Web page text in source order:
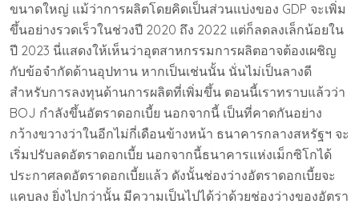
ขนาดใหญ่ แม้ว่าการผลิตโดยคิดเป็นส่วนแบ่งของ GDP จะเพิ่ม
ขึ้นอย่างรวดเร็วในช่วงปี 2020 ถึง 2022 แต่ก็ลดลงเล็กน้อยใน
ปี 2023 นี่แสดงให้เห็นว่าอุตสาหกรรมการผลิตอาจต้องเผชิญ
กับข้อจำกัดด้านอุปทาน หากเป็นเช่นนั้น นั่นไม่เป็นลางดี
สำหรับการลงทุนด้านการผลิตที่เพิ่มขึ้น ตอนนี้เราทราบแล้วว่า
BOJ กำลังขึ้นอัตราดอกเบี้ย นอกจากนี้ เป็นที่คาดกันอย่าง
กว้างขวางว่าในอีกไม่กี่เดือนข้างหน้า ธนาคารกลางสหรัฐฯ จะ
เริ่มปรับลดอัตราดอกเบี้ย นอกจากนี้ธนาคารแห่งเม็กซิโกได้
ประกาศลดอัตราดอกเบี้ยแล้ว ดังนั้นช่องว่างอัตราดอกเบี้ยจะ
แคบลง ยิ่งไปกว่านั้น มีความเป็นไปได้ว่าด้วยช่องว่างของอัตรา